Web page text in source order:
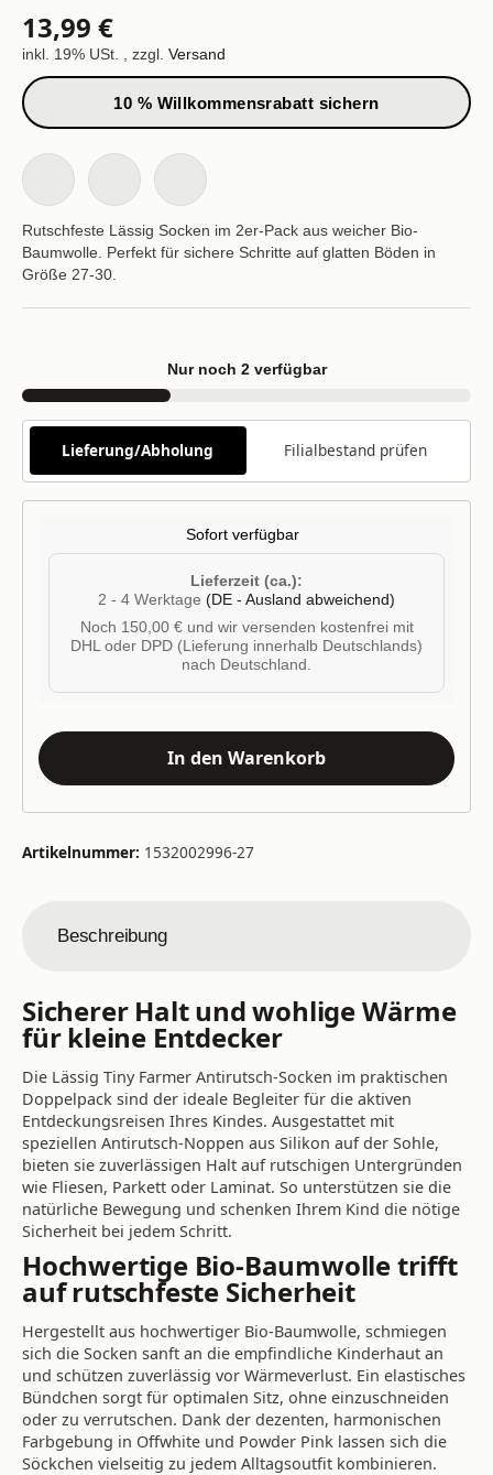
13,99 €
inkl. 19% USt. , zzgl. Versand
10 % Willkommensrabatt sichern
Rutschfeste Lässig Socken im 2er-Pack aus weicher Bio-
Baumwolle. Perfekt für sichere Schritte auf glatten Böden in
Größe 27-30.
Nur noch 2 verfügbar
Lieferung/Abholung Filialbestand prüfen
Sofort verfügbar
Lieferzeit (ca.):
2 - 4 Werktage (DE - Ausland abweichend)
Noch 150,00 € und wir versenden kostenfrei mit
DHL oder DPD (Lieferung innerhalb Deutschlands)
nach Deutschland.
In den Warenkorb
Artikelnummer: 1532002996-27
Beschreibung
Sicherer Halt und wohlige Wärme
für kleine Entdecker
Die Lässig Tiny Farmer Antirutsch-Socken im praktischen
Doppelpack sind der ideale Begleiter für die aktiven
Entdeckungsreisen Ihres Kindes. Ausgestattet mit
speziellen Antirutsch-Noppen aus Silikon auf der Sohle,
bieten sie zuverlässigen Halt auf rutschigen Untergründen
wie Fliesen, Parkett oder Laminat. So unterstützen sie die
natürliche Bewegung und schenken Ihrem Kind die nötige
Sicherheit bei jedem Schritt.
Hochwertige Bio-Baumwolle trifft
auf rutschfeste Sicherheit
Hergestellt aus hochwertiger Bio-Baumwolle, schmiegen
sich die Socken sanft an die empfindliche Kinderhaut an
und schützen zuverlässig vor Wärmeverlust. Ein elastisches
Bündchen sorgt für optimalen Sitz, ohne einzuschneiden
oder zu verrutschen. Dank der dezenten, harmonischen
Farbgebung in Offwhite und Powder Pink lassen sich die
Söckchen vielseitig zu jedem Alltagsoutfit kombinieren.